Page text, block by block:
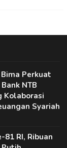
Perkuat
NTB
Kolaborasi
Syariah
81 RI, Ribuan